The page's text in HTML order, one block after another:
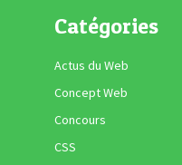
Catégories
Actus du Web
Concept Web
Concours
CSS